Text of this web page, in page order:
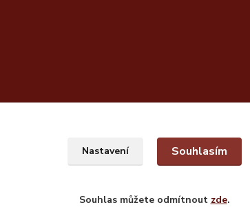
Nastavení Souhlasím
Souhlas můžete odmítnout zde.